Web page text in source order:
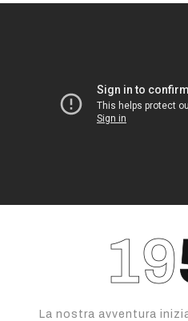
La nostra avventura